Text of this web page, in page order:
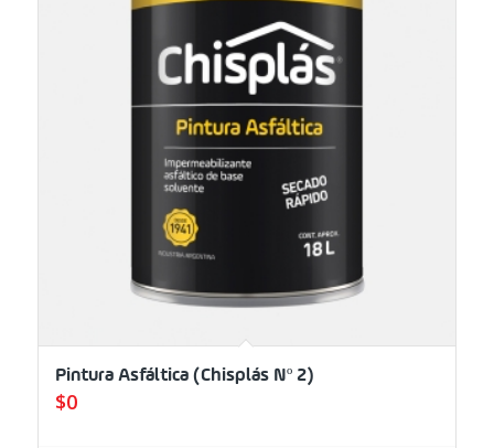
Pintura Asfáltica (Chisplás Nº 2)
$0